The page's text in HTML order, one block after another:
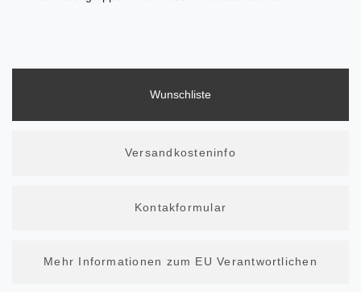
Wunschliste
Versandkosteninfo
Kontakformular
Mehr Informationen zum EU Verantwortlichen